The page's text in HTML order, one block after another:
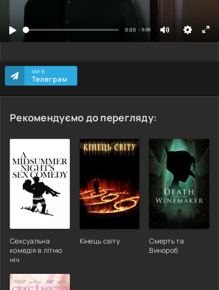
МИ В
Телеграм
Рекомендуємо до перегляду:
Сексуальна
комедія в літню
ніч
Кінець світу
Смерть та
Винороб